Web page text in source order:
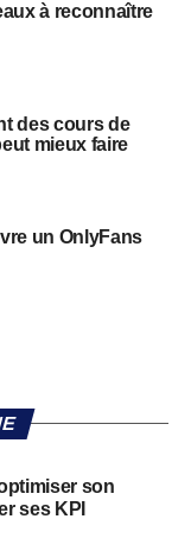
à reconnaître
des cours de
mieux faire
un OnlyFans
son
ses KPI